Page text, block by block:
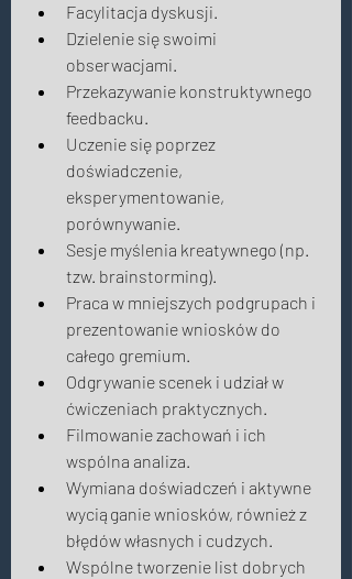
Facylitacja dyskusji.
Dzielenie się swoimi
obserwacjami.
Przekazywanie konstruktywnego
feedbacku.
Uczenie się poprzez
doświadczenie,
eksperymentowanie,
porównywanie.
Sesje myślenia kreatywnego (np.
tzw. brainstorming).
Praca w mniejszych podgrupach i
prezentowanie wniosków do
całego gremium.
Odgrywanie scenek i udział w
ćwiczeniach praktycznych.
Filmowanie zachowań i ich
wspólna analiza.
Wymiana doświadczeń i aktywne
wyciąganie wniosków, również z
błędów własnych i cudzych.
Wspólne tworzenie list dobrych